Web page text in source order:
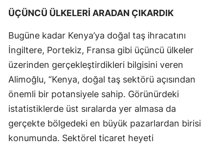
ÜÇÜNCÜ ÜLKELERİ ARADAN ÇIKARDIK
Bugüne kadar Kenya’ya doğal taş ihracatını
İngiltere, Portekiz, Fransa gibi üçüncü ülkeler
üzerinden gerçekleştirdikleri bilgisini veren
Alimoğlu, “Kenya, doğal taş sektörü açısından
önemli bir potansiyele sahip. Görünürdeki
istatistiklerde üst sıralarda yer almasa da
gerçekte bölgedeki en büyük pazarlardan birisi
konumunda. Sektörel ticaret heyeti